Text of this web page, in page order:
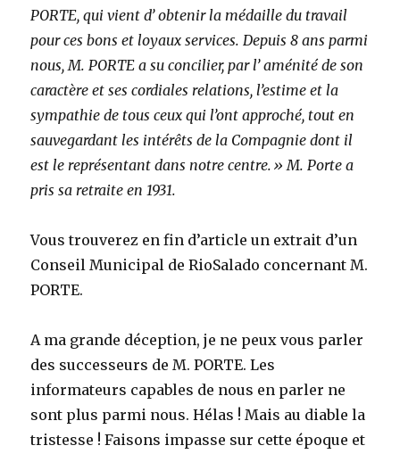
PORTE, qui vient d’ obtenir la médaille du travail
pour ces bons et loyaux services. Depuis 8 ans parmi
nous, M. PORTE a su concilier, par l’ aménité de son
caractère et ses cordiales relations, l’estime et la
sympathie de tous ceux qui l’ont approché, tout en
sauvegardant les intérêts de la Compagnie dont il
est le représentant dans notre centre.» M. Porte a
pris sa retraite en 1931.
Vous trouverez en fin d’article un extrait d’un
Conseil Municipal de RioSalado concernant M.
PORTE.
A ma grande déception, je ne peux vous parler
des successeurs de M. PORTE. Les
informateurs capables de nous en parler ne
sont plus parmi nous. Hélas ! Mais au diable la
tristesse ! Faisons impasse sur cette époque et